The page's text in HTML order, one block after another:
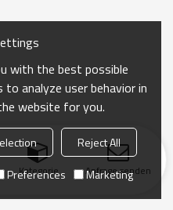
Kategorie Anfrage senden
with the best possible
to analyze user behavior in
website for you.
Reject All
Preferences Marketing